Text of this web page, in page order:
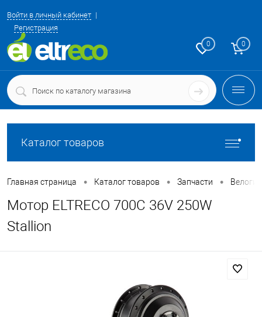
Войти в личный кабинет
Регистрация
0 0
Каталог товаров
Главная страница • Каталог товаров • Запчасти •
Мотор ELTRECO 700C 36V 250W
Stallion